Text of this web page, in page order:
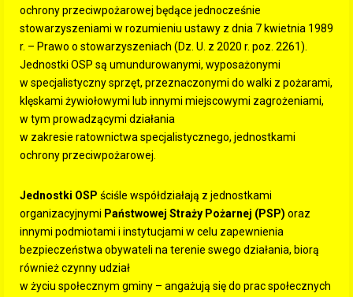
ochrony przeciwpożarowej będące jednocześnie
stowarzyszeniami w rozumieniu ustawy z dnia 7 kwietnia 1989
r. – Prawo o stowarzyszeniach (Dz. U. z 2020 r. poz. 2261).
Jednostki OSP są umundurowanymi, wyposażonymi
w specjalistyczny sprzęt, przeznaczonymi do walki z pożarami,
klęskami żywiołowymi lub innymi miejscowymi zagrożeniami,
w tym prowadzącymi działania
w zakresie ratownictwa specjalistycznego, jednostkami
ochrony przeciwpożarowej.
Jednostki OSP ściśle współdziałają z jednostkami
organizacyjnymi Państwowej Straży Pożarnej (PSP) oraz
innymi podmiotami i instytucjami w celu zapewnienia
bezpieczeństwa obywateli na terenie swego działania, biorą
również czynny udział
w życiu społecznym gminy – angażują się do prac społecznych